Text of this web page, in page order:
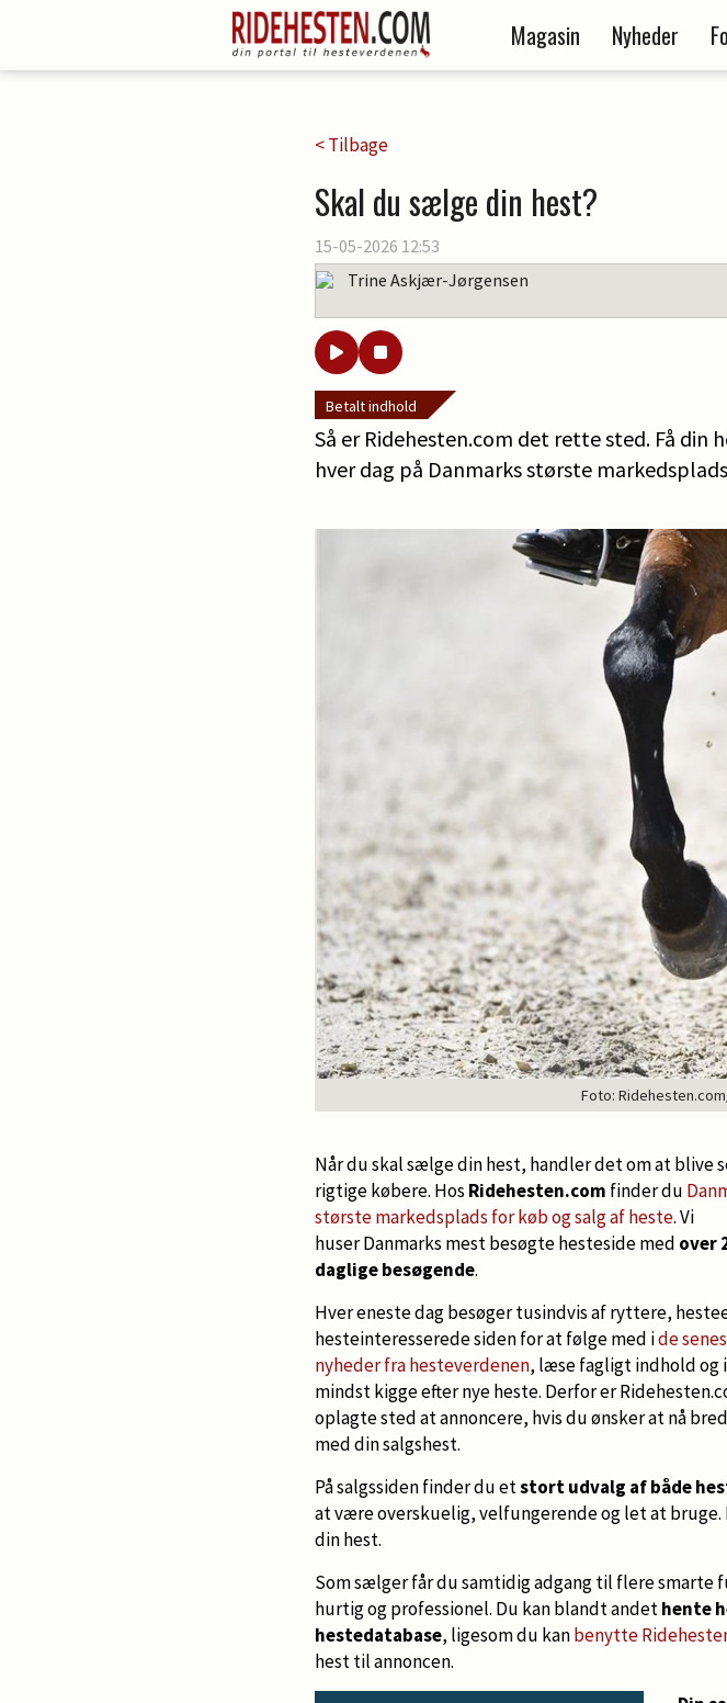
Magasin Nyheder
< Tilbage
Skal du sælge din hest?
15-05-2026 12:53
Trine Askjær-Jørgensen
Betalt indhold
Så er Ridehesten.com det rette sted. Få din
hver dag på Danmarks største
Foto:
Når du skal sælge din hest, handler det om at blive
rigtige købere. Hos Ridehesten.com finder du
største markedsplads for køb og salg af heste. Vi
huser Danmarks mest besøgte hesteside med over
daglige besøgende.
Hver eneste dag besøger tusindvis af ryttere,
hesteinteresserede siden for at følge med ide
nyheder fra hesteverdenen, læse fagligt indhold og
mindst kigge efter nye heste. Derfor er
oplagte sted at annoncere, hvis du ønsker at nå
med din salgshest.
På salgssiden finder du etstort udvalg af både
at være overskuelig, velfungerende og let at
din hest.
Som sælger får du samtidig adgang til flere
hurtig og professionel. Du kan blandt andethente
hestedatabase, ligesom du kanbenytte
hest til annoncen.